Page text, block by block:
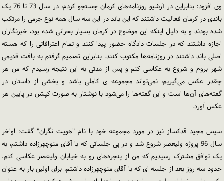
وی افزود: بنابراین در آرشیو روزنامه‌های کرمان جستجو کردم، در سال 73 تا 76 یک
باندی در کرمان فعالیت داشتند که این باند در این سه سال همه نوع جرمی را مرتکب
شده بودند و به دلیل اینکه این موضوع در کرمان بسیار بحرانی شده بود، خبرنگاران
اجازه داشتند که در جلسات دادگاه حضور پیدا کنند و تمام اعترافاتی را که هسته
اصلی باند داشتند در روزنامه‌ها مکتوب کنند. بنابراین تصمیم گرفتم به بافت قدیمی
شهر بروم و شروع به عکاسی کنم و پس از مدتی به این نتیجه رسیدم که من هر
چقدر عکس می‌گیریم، نمی‌تواند مجموعه ی کاملی باشد و بخشی از داستان در
گفته‌های آن‌ها است و این گفته‌ها را می‌شود با نوشتار به صورت کپشن در پایین هر
عکس آورد.
سپس مجید قدکساز نیز در مورد مجموعه خود با نام "هویت نگران" گفت: اواخر
سال 96 پروژه ولیعصر شروع شد و در پی جلساتی که با آقای منوچهرزاده داشتم، به
یک توافق مشترک رسیدیم که من از پنجره‌های رو به خیابان ولیعصر عکاسی کنم.
حدود سه روز بعد از جلسه ای که با آقای منوچهرزاده داشتم، برای اولین بار به عنوان